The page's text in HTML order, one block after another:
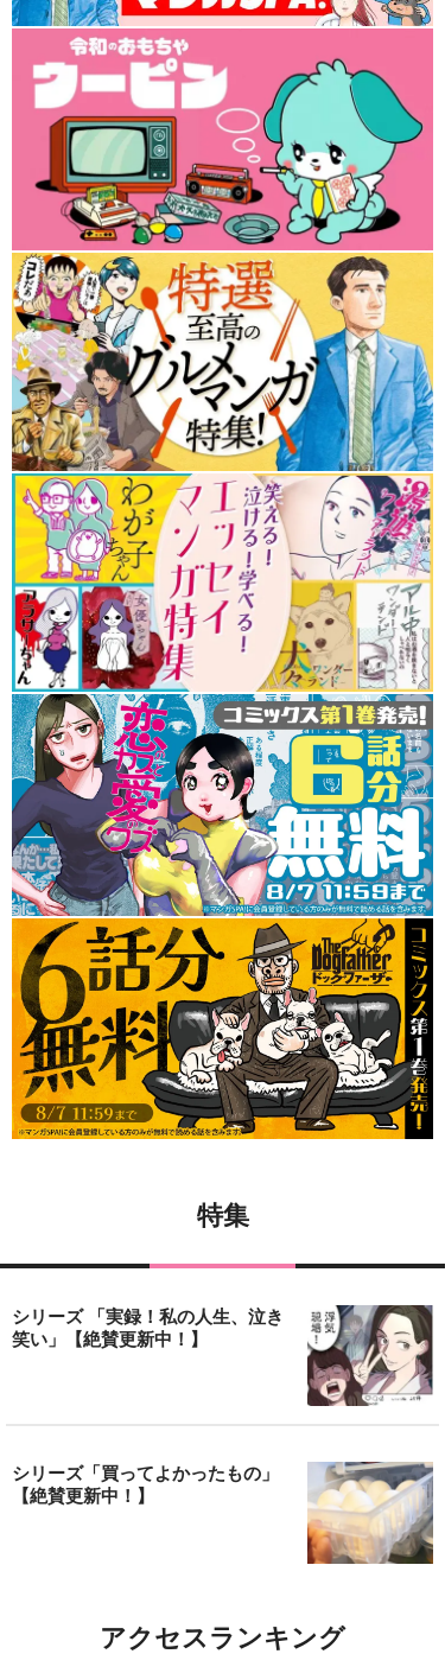
特集
シリーズ 「実録！私の人生、泣き
笑い」【絶賛更新中！】
シリーズ「買ってよかったもの」
【絶賛更新中！】
アクセスランキング